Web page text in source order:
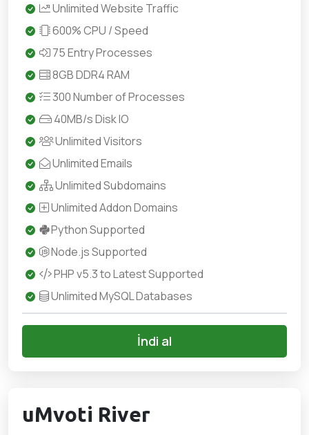
Unlimited Website Traffic
600% CPU / Speed
75 Entry Processes
8GB DDR4 RAM
300 Number of Processes
40MB/s Disk IO
Unlimited Visitors
Unlimited Emails
Unlimited Subdomains
Unlimited Addon Domains
Python Supported
Node.js Supported
PHP v5.3 to Latest Supported
Unlimited MySQL Databases
İndi al
uMvoti River